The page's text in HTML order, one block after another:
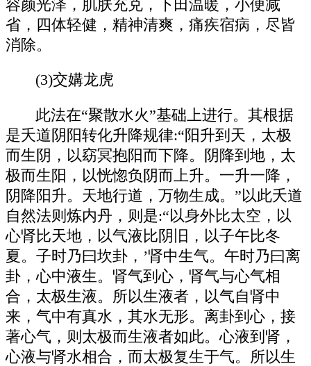
容颜光泽，肌肤充兑，下田温暖，小便减
省，四体轻健，精神清爽，痛疾宿病，尽皆
消除。
(3)交媾龙虎
此法在“聚散水火”基础上进行。其根据
是夭道阴阳转化升降规律:“阳升到天，太极
而生阴，以窈冥抱阳而下降。阴降到地，太
极而生阳，以恍惚负阴而上升。一升一降，
阴降阳升。天地行道，万物生成。”以此夭道
自然法则炼内丹，则是:“以身外比太空，以
心肾比天地，以气液比阴旧，以子午比冬
夏。子时乃曰坎卦，’肾中生气。午时乃曰离
卦，心中液生。肾气到心，肾气与心气相
合，太极生液。所以生液者，以气自肾中
来，气中有真水，其水无形。离卦到心，接
著心气，则太极而生液者如此。心液到肾，
心液与肾水相合，而太极复生于气。所以生